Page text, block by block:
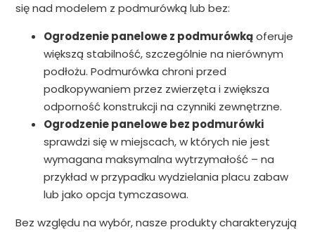
się nad modelem z podmurówką lub bez:
Ogrodzenie panelowe z podmurówkąoferuje
większą stabilność, szczególnie na nierównym
podłożu. Podmurówka chroni przed
podkopywaniem przez zwierzęta i zwiększa
odporność konstrukcji na czynniki zewnętrzne.
Ogrodzenie panelowe bez podmurówki
sprawdzi się w miejscach, w których nie jest
wymagana maksymalna wytrzymałość – na
przykład w przypadku wydzielania placu zabaw
lub jako opcja tymczasowa.
Bez względu na wybór, nasze produkty charakteryzują